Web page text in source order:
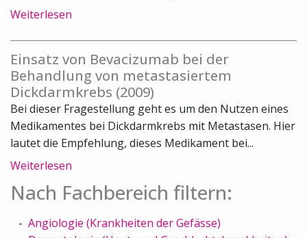
Weiterlesen
Einsatz von Bevacizumab bei der
Behandlung von metastasiertem
Dickdarmkrebs (2009)
Bei dieser Fragestellung geht es um den Nutzen eines
Medikamentes bei Dickdarmkrebs mit Metastasen. Hier
lautet die Empfehlung, dieses Medikament bei...
Weiterlesen
Nach Fachbereich filtern:
Angiologie (Krankheiten der Gefässe)